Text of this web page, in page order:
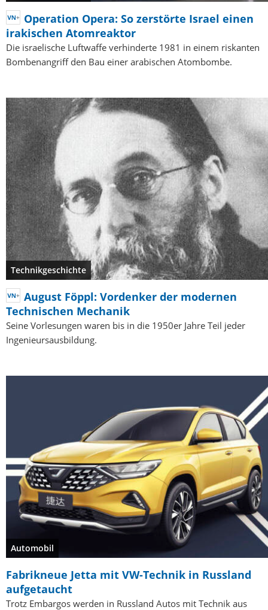
Operation Opera: So zerstörte Israel einen
irakischen Atomreaktor
Die israelische Luftwaffe verhinderte 1981 in einem riskanten
Bombenangriff den Bau einer arabischen Atombombe.
Technikgeschichte
August Föppl: Vordenker der modernen
Technischen Mechanik
Seine Vorlesungen waren bis in die 1950er Jahre Teil jeder
Ingenieursausbildung.
Automobil
Fabrikneue Jetta mit VW-Technik in Russland
aufgetaucht
Trotz Embargos werden in Russland Autos mit Technik aus